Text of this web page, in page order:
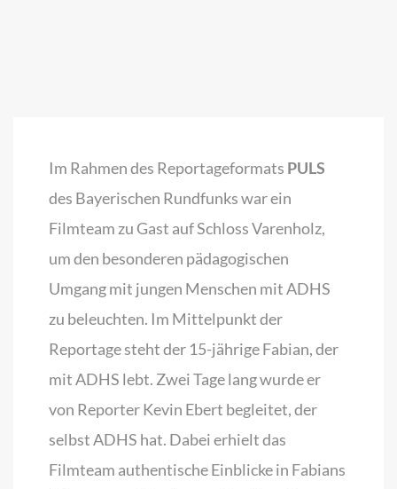
Im Rahmen des Reportageformats PULS
des Bayerischen Rundfunks war ein
Filmteam zu Gast auf Schloss Varenholz,
um den besonderen pädagogischen
Umgang mit jungen Menschen mit ADHS
zu beleuchten. Im Mittelpunkt der
Reportage steht der 15-jährige Fabian, der
mit ADHS lebt. Zwei Tage lang wurde er
von Reporter Kevin Ebert begleitet, der
selbst ADHS hat. Dabei erhielt das
Filmteam authentische Einblicke in Fabians